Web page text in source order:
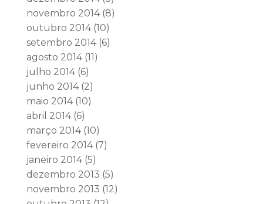
novembro 2014(8)
outubro 2014(10)
setembro 2014(6)
agosto 2014(11)
julho 2014(6)
junho 2014(2)
maio 2014(10)
abril 2014(6)
março 2014(10)
fevereiro 2014(7)
janeiro 2014(5)
dezembro 2013 (5)
novembro 2013 (12)